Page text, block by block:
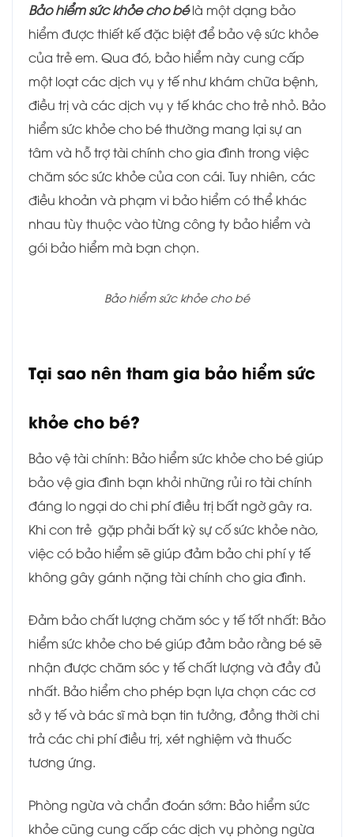
Bảo hiểm sức khỏe cho bélà một dạng bảo
hiểm được thiết kế đặc biệt để bảo vệ sức khỏe
của trẻ em. Qua đó, bảo hiểm này cung cấp
một loạt các dịch vụ y tế như khám chữa bệnh,
điều trị và các dịch vụ y tế khác cho trẻ nhỏ. Bảo
hiểm sức khỏe cho bé thường mang lại sự an
tâm và hỗ trợ tài chính cho gia đình trong việc
chăm sóc sức khỏe của con cái. Tuy nhiên, các
điều khoản và phạm vi bảo hiểm có thể khác
nhau tùy thuộc vào từng công ty bảo hiểm và
gói bảo hiểm mà bạn chọn.
Bảo hiểm sức khỏe cho bé
Tại sao nên tham gia bảo hiểm sức
khỏe cho bé?
Bảo vệ tài chính: Bảo hiểm sức khỏe cho bé giúp
bảo vệ gia đình bạn khỏi những rủi ro tài chính
đáng lo ngại do chi phí điều trị bất ngờ gây ra.
Khi con trẻ gặp phải bất kỳ sự cố sức khỏe nào,
việc có bảo hiểm sẽ giúp đảm bảo chi phí y tế
không gây gánh nặng tài chính cho gia đình.
Đảm bảo chất lượng chăm sóc y tế tốt nhất: Bảo
hiểm sức khỏe cho bé giúp đảm bảo rằng bé sẽ
nhận được chăm sóc y tế chất lượng và đầy đủ
nhất. Bảo hiểm cho phép bạn lựa chọn các cơ
sở y tế và bác sĩ mà bạn tin tưởng, đồng thời chi
trả các chi phí điều trị, xét nghiệm và thuốc
tương ứng.
Phòng ngừa và chẩn đoán sớm: Bảo hiểm sức
khỏe cũng cung cấp các dịch vụ phòng ngừa